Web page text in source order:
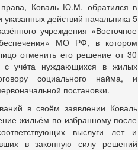
Коваль Ю.М. обратился в
действий начальника 5
учреждения «Восточное
МО РФ, в котором
отменить его решение от 30
учёта нуждающихся в жилых
социального найма, и
постановки.
в своём заявлении Коваль
жильём по избранному после
выслуги лет и
в законную силу решений